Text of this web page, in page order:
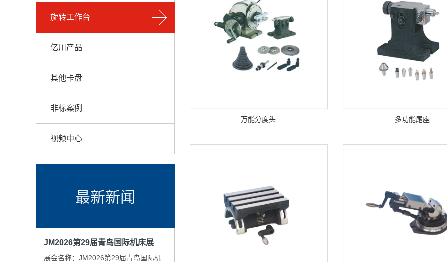
旋转工作台
亿川产品
其他卡盘
非标案例
视频中心
最新新闻
JM2026第29届青岛国际机床展
展会名称：JM2026第29届青岛国际机
万能分度头 多功能尾座